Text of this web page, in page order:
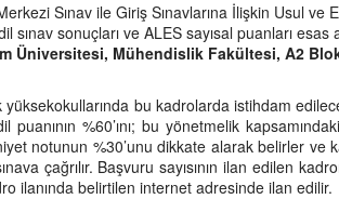
Sınav ile Giriş Sınavlarına İlişkin Usul ve
sınav sonuçları ve ALES sayısal puanları
Üniversitesi, Mühendislik Fakültesi, A2
yüksekokullarında bu kadrolarda istihdam
%60’ını; bu yönetmelik
notunun %30’unu dikkate alarak belirler
çağrılır. Başvuru sayısının ilan edilen
ilanında belirtilen internet adresinde ilan edilir.